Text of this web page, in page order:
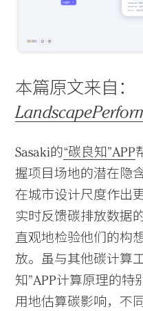
本篇原文来自：
Sasaki的“碳良知”APP
握项目场地的潜在隐
在城市设计尺度作出
实时反馈碳排放数据
直观地检验他们的构
放。虽与其他碳计算
知”APP计算原理的
用地估算碳影响，不